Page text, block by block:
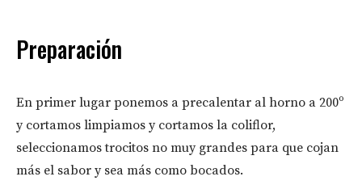
Preparación
En primer lugar ponemos a precalentar al horno a 200º
y cortamos limpiamos y cortamos la coliflor,
seleccionamos trocitos no muy grandes para que cojan
más el sabor y sea más como bocados.